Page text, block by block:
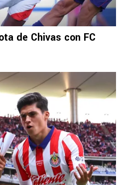
de Chivas con FC